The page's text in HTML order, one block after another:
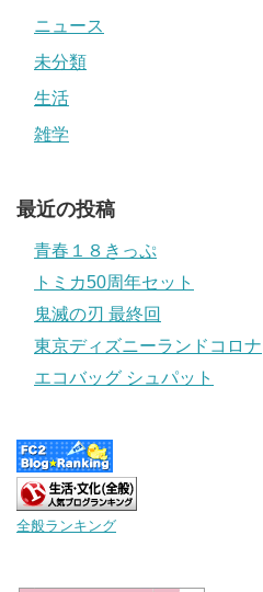
ニュース
未分類
生活
雑学
最近の投稿
青春１８きっぷ
トミカ50周年セット
鬼滅の刃 最終回
東京ディズニーランドコロナ
エコバッグ シュパット
全般ランキング